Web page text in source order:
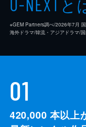
U-NEXTと
※GEM Partners調べ/2026年7⽉
海外ドラマ/韓流・アジアドラマ/
01
420,000 本以上